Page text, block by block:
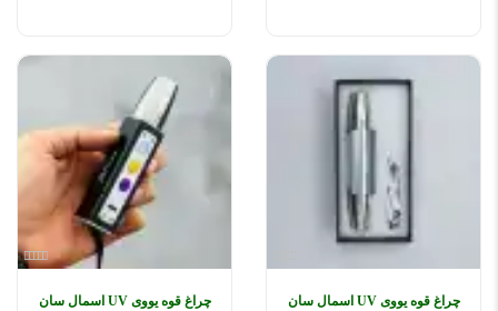
چراغ قوه یووی UV اسمال سان
چراغ قوه یووی UV اسمال سان